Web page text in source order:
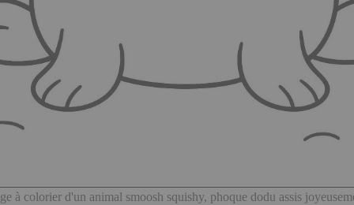
à colorier d'un animal smoosh squishy, phoque dodu assis